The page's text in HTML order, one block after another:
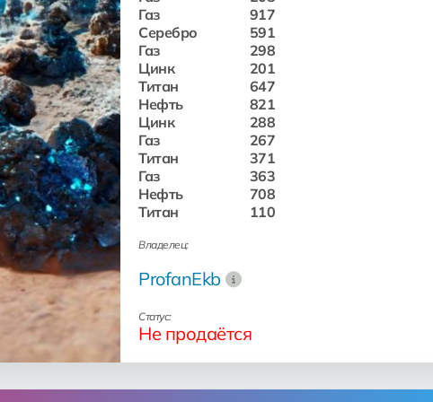
Газ
917
Серебро
591
Газ
298
Цинк
201
Титан
647
Нефть
821
Цинк
288
Газ
267
Титан
371
Газ
363
Нефть
708
Титан
110
Владелец:
ProfanEkb
Статус:
Не продаётся